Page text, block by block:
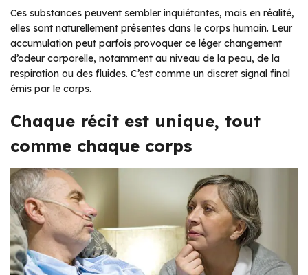
Ces substances peuvent sembler inquiétantes, mais en réalité,
elles sont naturellement présentes dans le corps humain. Leur
accumulation peut parfois provoquer ce léger changement
d’odeur corporelle, notamment au niveau de la peau, de la
respiration ou des fluides. C’est comme un discret signal final
émis par le corps.
Chaque récit est unique, tout
comme chaque corps